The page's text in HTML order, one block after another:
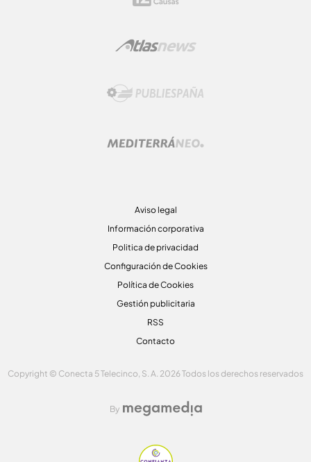
Aviso legal
Información corporativa
Politica de privacidad
Configuración de Cookies
Política de Cookies
Gestión publicitaria
RSS
Contacto
Copyright © Conecta 5 Telecinco, S. A. 2026 Todos los derechos reservados
By